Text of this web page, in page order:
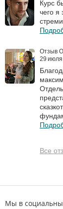
Курс
чего я
Отзыв
29 июля
Все
Мы в